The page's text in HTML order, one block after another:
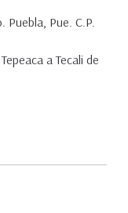
Pue. C.P.
a Tecali de